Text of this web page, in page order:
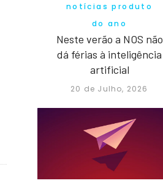
notícias produto
do ano
Neste verão a NOS não
dá férias à inteligência
artificial
20 de Julho, 2026